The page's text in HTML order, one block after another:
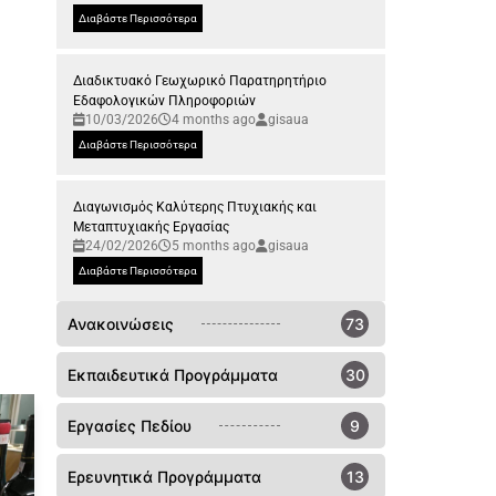
Διαβάστε Περισσότερα
Διαδικτυακό Γεωχωρικό Παρατηρητήριο
Εδαφολογικών Πληροφοριών
10/03/2026
4 months ago gisaua
Διαβάστε Περισσότερα
Διαγωνισμός Καλύτερης Πτυχιακής και
Μεταπτυχιακής Εργασίας
24/02/2026
5 months ago gisaua
Διαβάστε Περισσότερα
Ανακοινώσεις 73
Εκπαιδευτικά Προγράμματα 30
Εργασίες Πεδίου 9
Ερευνητικά Προγράμματα 13